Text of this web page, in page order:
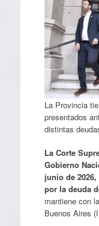
La Provincia
presentados
distintas
La Corte
Gobierno
junio de
por la deuda
mantiene con
Buenos Aires